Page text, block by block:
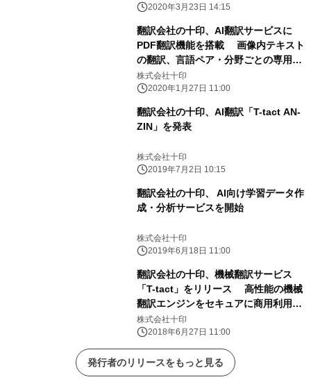
2020年3月23日 14:15
翻訳会社の十印、AI翻訳サービスに
PDF翻訳機能を搭載 画像内テキスト
の翻訳、言語ペア・分野ごとの専用エ
ンジンも追加
株式会社十印
2020年1月27日 11:00
翻訳会社の十印、AI翻訳「T-tact AN-
ZIN」を発表
株式会社十印
2019年7月2日 10:15
翻訳会社の十印、 AI向け学習データ作
成・分析サービスを開始
株式会社十印
2019年6月18日 11:00
翻訳会社の十印、機械翻訳サービス
「T-tact」をリリース 高性能の機械
翻訳エンジンをセキュアに商用利用
し、編集可能に
株式会社十印
2018年6月27日 11:00
発行者のリリースをもっと見る